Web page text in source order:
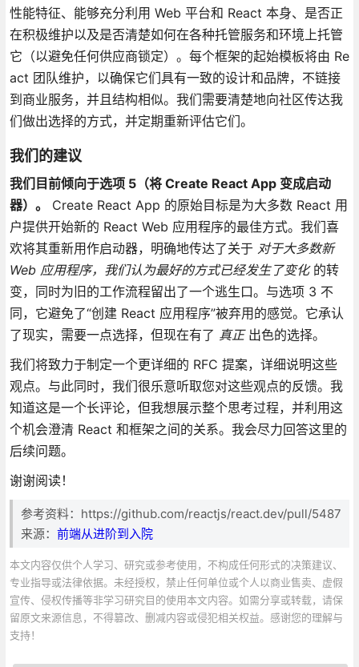
性能特征、能够充分利用 Web 平台和 React 本身、是否正
在积极维护以及是否清楚如何在各种托管服务和环境上托管
它（以避免任何供应商锁定）。每个框架的起始模板将由 Re
act 团队维护，以确保它们具有一致的设计和品牌，不链接
到商业服务，并且结构相似。我们需要清楚地向社区传达我
们做出选择的方式，并定期重新评估它们。
我们的建议
我们目前倾向于选项 5（将 Create React App 变成启动
器）。
Create React App 的原始目标是为大多数 React 用
户提供开始新的 React Web 应用程序的最佳方式。我们喜
欢将其重新用作启动器，明确地传达了关于 对于大多数新
Web 应用程序，我们认为最好的方式已经发生了变化的转
变，同时为旧的工作流程留出了一个逃生口。与选项 3 不
同，它避免了“创建 React 应用程序”被弃用的感觉。它承认
了现实，需要一点选择，但现在有了 真正出色的选择。
我们将致力于制定一个更详细的 RFC 提案，详细说明这些
观点。与此同时，我们很乐意听取您对这些观点的反馈。我
知道这是一个长评论，但我想展示整个思考过程，并利用这
个机会澄清 React 和框架之间的关系。我会尽力回答这里的
后续问题。
谢谢阅读！
参考资料：https://github.com/reactjs/react.dev/pull/5487
来源： 前端从进阶到入院
本文内容仅供个人学习、研究或参考使用，不构成任何形式的决策建议、
专业指导或法律依据。未经授权，禁止任何单位或个人以商业售卖、虚假
宣传、侵权传播等非学习研究目的使用本文内容。如需分享或转载，请保
留原文来源信息，不得篡改、删减内容或侵犯相关权益。感谢您的理解与
支持！